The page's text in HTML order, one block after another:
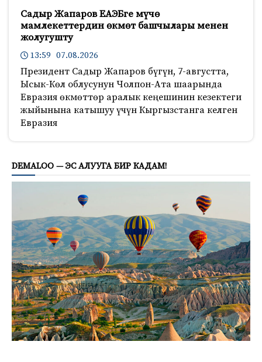
Садыр Жапаров ЕАЭБге мүчө
мамлекеттердин өкмөт башчылары менен
жолугушту
13:59 07.08.2026
Президент Садыр Жапаров бүгүн, 7-августта,
Ысык-Көл облусунун Чолпон-Ата шаарында
Евразия өкмөттөр аралык кеңешинин кезектеги
жыйынына катышуу үчүн Кыргызстанга келген
Евразия
DEMALOO — ЭС АЛУУГА БИР КАДАМ!